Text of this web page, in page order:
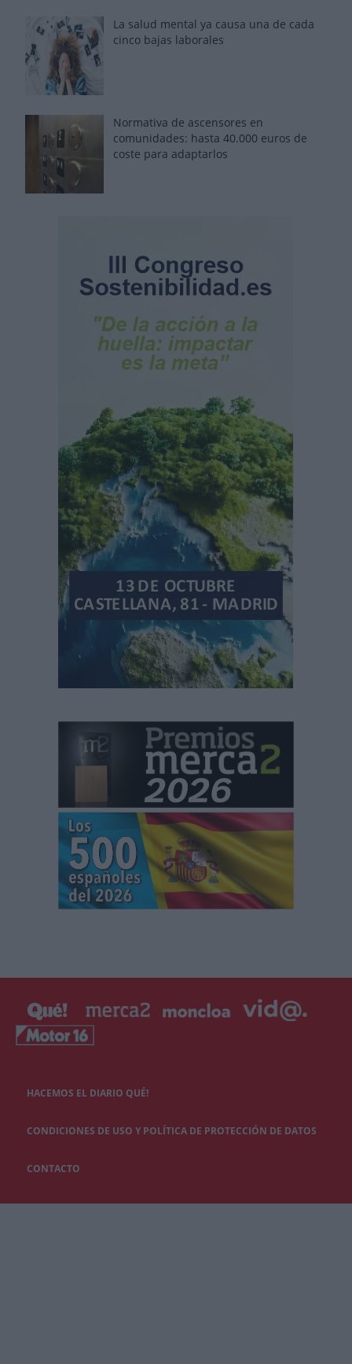
La salud mental ya causa una de cada
cinco bajas laborales
Normativa de ascensores en
comunidades: hasta 40.000 euros de
coste para adaptarlos
HACEMOS EL DIARIO QUÉ!
CONDICIONES DE USO Y POLÍTICA DE PROTECCIÓN DE DATOS
CONTACTO